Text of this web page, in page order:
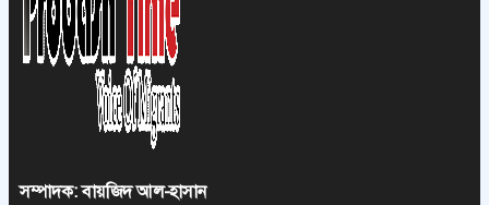
সম্পাদক: বায়জিদ আল-হাসান